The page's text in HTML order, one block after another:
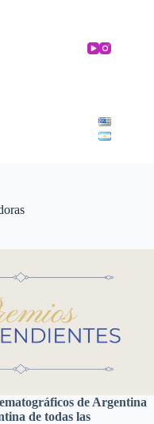
de Argentina
de todas las